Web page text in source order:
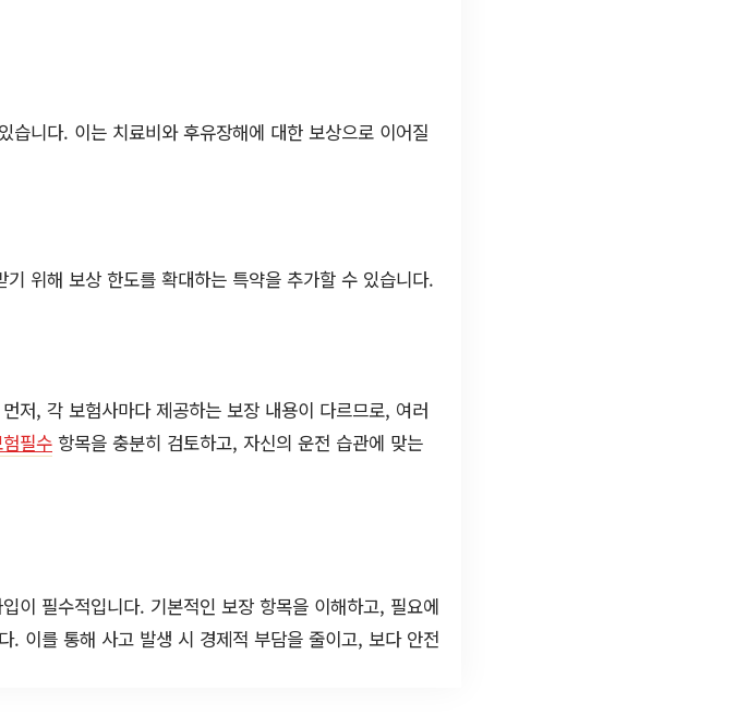
니다. 이는 치료비와 후유장해에 대한 보상으로 이어질
위해 보상 한도를 확대하는 특약을 추가할 수 있습니다.
저, 각 보험사마다 제공하는 보장 내용이 다르므로, 여러
필수 항목을 충분히 검토하고, 자신의 운전 습관에 맞는
이 필수적입니다. 기본적인 보장 항목을 이해하고, 필요에
. 이를 통해 사고 발생 시 경제적 부담을 줄이고, 보다 안전